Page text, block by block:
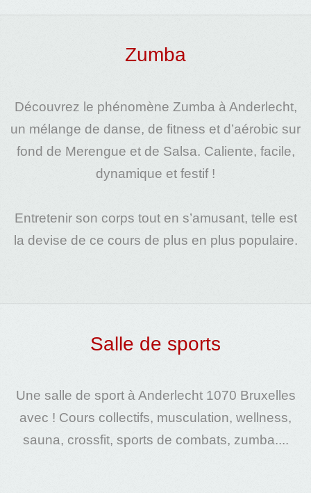
Zumba
Découvrez le phénomène Zumba à Anderlecht,
un mélange de danse, de fitness et d’aérobic sur
fond de Merengue et de Salsa. Caliente, facile,
dynamique et festif !
Entretenir son corps tout en s’amusant, telle est
la devise de ce cours de plus en plus populaire.
Salle de sports
Une salle de sportà Anderlecht 1070 Bruxelles
avec ! Cours collectifs, musculation, wellness,
sauna, crossfit, sports de combats, zumba....